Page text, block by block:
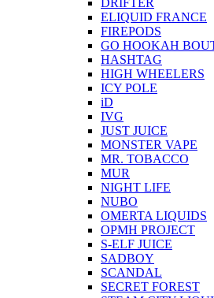
DRIFTER
ELIQUID FRANCE
FIREPODS
GO HOOKAH
HASHTAG
HIGH WHEELERS
ICY POLE
iD
IVG
JUST JUICE
MONSTER VAPE
MR. TOBACCO
MUR
NIGHT LIFE
NUBO
OMERTA LIQUIDS
OPMH PROJECT
S-ELF JUICE
SADBOY
SCANDAL
SECRET FOREST